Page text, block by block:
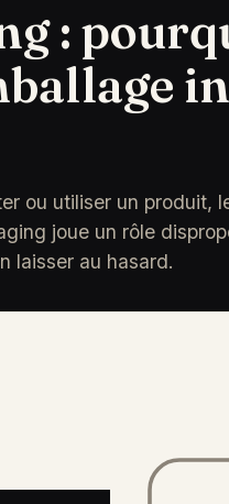
:
ou utiliser un produit,
joue un rôle
laisser au hasard.